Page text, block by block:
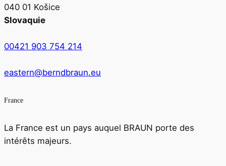
040 01 Košice
Slovaquie
00421 903 754 214
eastern@berndbraun.eu
France
La France est un pays auquel BRAUN porte des
intérêts majeurs.